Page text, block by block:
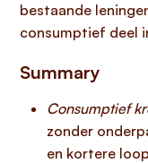
bestaande
consumptief deel
Summary
Consumptief
zonder
en kortere